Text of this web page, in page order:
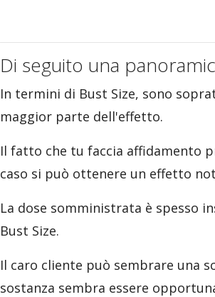
Di seguito una
In termini di Bust Size, sono
maggior parte dell'effetto.
Il fatto che tu faccia affidamento
caso si può ottenere un effetto
La dose somministrata è spesso
Bust Size.
Il caro cliente può sembrare una
sostanza sembra essere